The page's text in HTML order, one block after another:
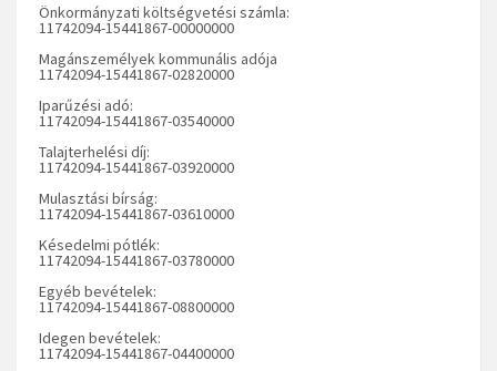
Önkormányzati költségvetési számla:
11742094-15441867-00000000
Magánszemélyek kommunális adója
11742094-15441867-02820000
Iparűzési adó:
11742094-15441867-03540000
Talajterhelési díj:
11742094-15441867-03920000
Mulasztási bírság:
11742094-15441867-03610000
Késedelmi pótlék:
11742094-15441867-03780000
Egyéb bevételek:
11742094-15441867-08800000
Idegen bevételek:
11742094-15441867-04400000